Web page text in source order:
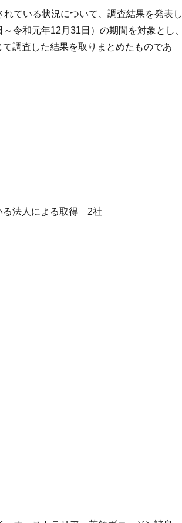
ている状況について、調査結果を発表し
令和元年12月31日）の期間を対象とし、
調査した結果を取りまとめたものであ
る法人による取得 2社